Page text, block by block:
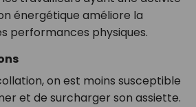
énergétique améliore la
performances physiques.
on est moins susceptible
et de surcharger son assiette.